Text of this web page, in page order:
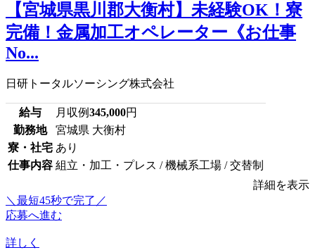
【宮城県黒川郡大衡村】未経験OK！寮
完備！金属加工オペレーター《お仕事
No...
日研トータルソーシング株式会社
給与 月収例345,000円
勤務地
宮城県 大衡村
寮・社宅 あり
仕事内容 組立・加工・プレス / 機械系工場 / 交替制
詳細を表示
＼最短45秒で完了／
応募へ進む
詳しく